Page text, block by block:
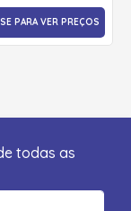
PARA VER PREÇOS
todas as